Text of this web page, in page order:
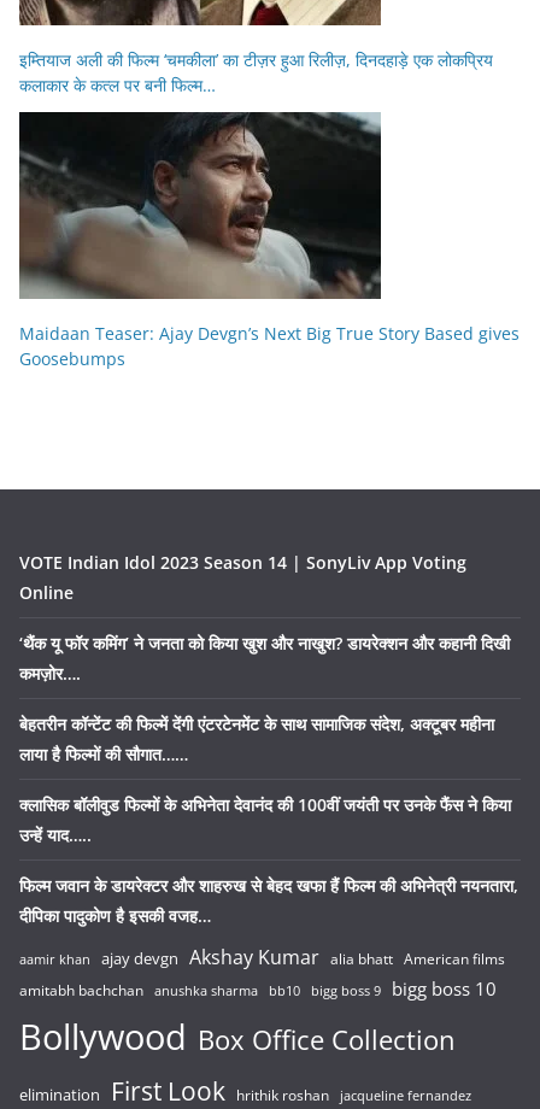
इम्तियाज अली की फिल्म ‘चमकीला’ का टीज़र हुआ रिलीज़, दिनदहाड़े एक लोकप्रिय
कलाकार के कत्ल पर बनी फिल्म…
Maidaan Teaser: Ajay Devgn’s Next Big True Story Based gives
Goosebumps
VOTE Indian Idol 2023 Season 14 | SonyLiv App Voting
Online
‘थैंक यू फॉर कमिंग’ ने जनता को किया खुश और नाखुश? डायरेक्शन और कहानी दिखी
कमज़ोर….
बेहतरीन कॉन्टेंट की फिल्में देंगी एंटरटेनमेंट के साथ सामाजिक संदेश, अक्टूबर महीना
लाया है फिल्मों की सौगात……
क्लासिक बॉलीवुड फिल्मों के अभिनेता देवानंद की 100वीं जयंती पर उनके फैंस ने किया
उन्हें याद…..
फिल्म जवान के डायरेक्टर और शाहरुख से बेहद खफा हैं फिल्म की अभिनेत्री नयनतारा,
दीपिका पादुकोण है इसकी वजह…
aamir khan ajay devgn Akshay Kumar alia bhatt American films
amitabh bachchan anushka sharma bb10 bigg boss 9 bigg boss 10
Bollywood Box Office Collection
elimination First Look hrithik roshan jacqueline fernandez